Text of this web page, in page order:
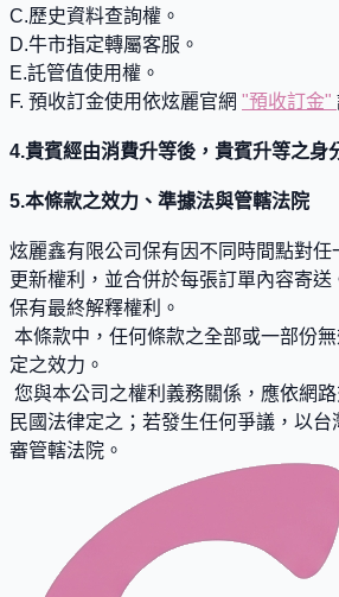
C.歷史資料查詢權。
D.牛市指定轉屬客服。
E.託管值使用權。
F. 預收訂金使用依炫麗官網 "預收訂金"
4.貴賓經由消費升等後，貴賓升等之身
5.本條款之效力、準據法與管轄法院
炫麗鑫有限公司保有因不同時間點對任
更新權利，並合併於每張訂單內容寄送
保有最終解釋權利。
本條款中，任何條款之全部或一部份
定之效力。
您與本公司之權利義務關係，應依網
民國法律定之；若發生任何爭議，以
審管轄法院。